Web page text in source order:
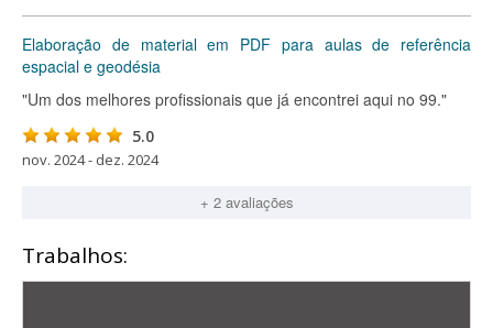
Elaboração de material em PDF para aulas de referência
espacial e geodésia
"Um dos melhores profissionais que já encontrei aqui no 99."
5.0
nov. 2024 - dez. 2024
+ 2 avaliações
Trabalhos: